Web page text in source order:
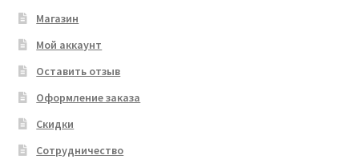
Магазин
Мой аккаунт
Оставить отзыв
Оформление заказа
Скидки
Сотрудничество